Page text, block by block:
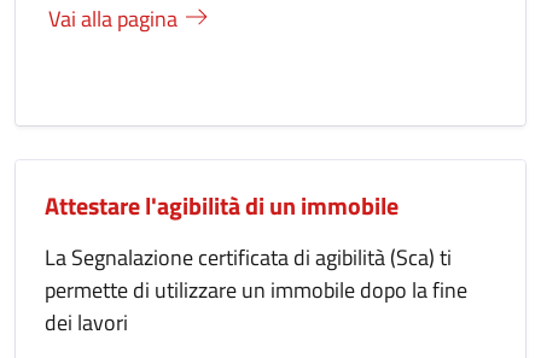
Vai alla pagina
Attestare l'agibilità di un immobile
La Segnalazione certificata di agibilità (Sca) ti
permette di utilizzare un immobile dopo la fine
dei lavori